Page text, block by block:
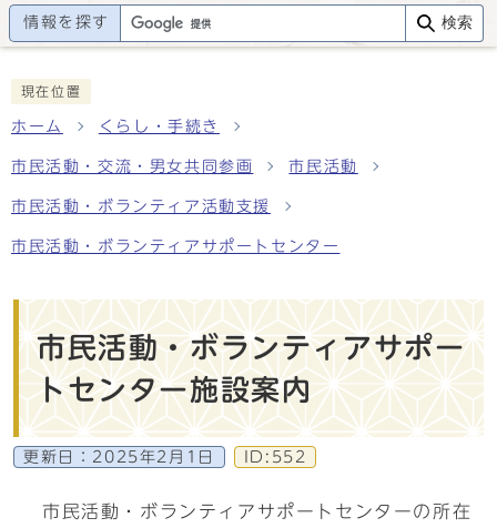
情報を探す 検索
現在位置
ホーム くらし・手続き
市民活動・交流・男女共同参画 市民活動
市民活動・ボランティア活動支援
市民活動・ボランティアサポートセンター
市民活動・ボランティアサポー
トセンター施設案内
更新日： 2025年2月1日 ID:552
市民活動・ボランティアサポートセンターの所在